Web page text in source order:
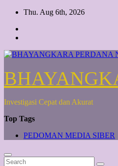
Skip
content
Thu. Aug 6th, 2026
Investigasi Cepat dan Akurat
Top Tags
PEDOMAN MEDIA SIBER